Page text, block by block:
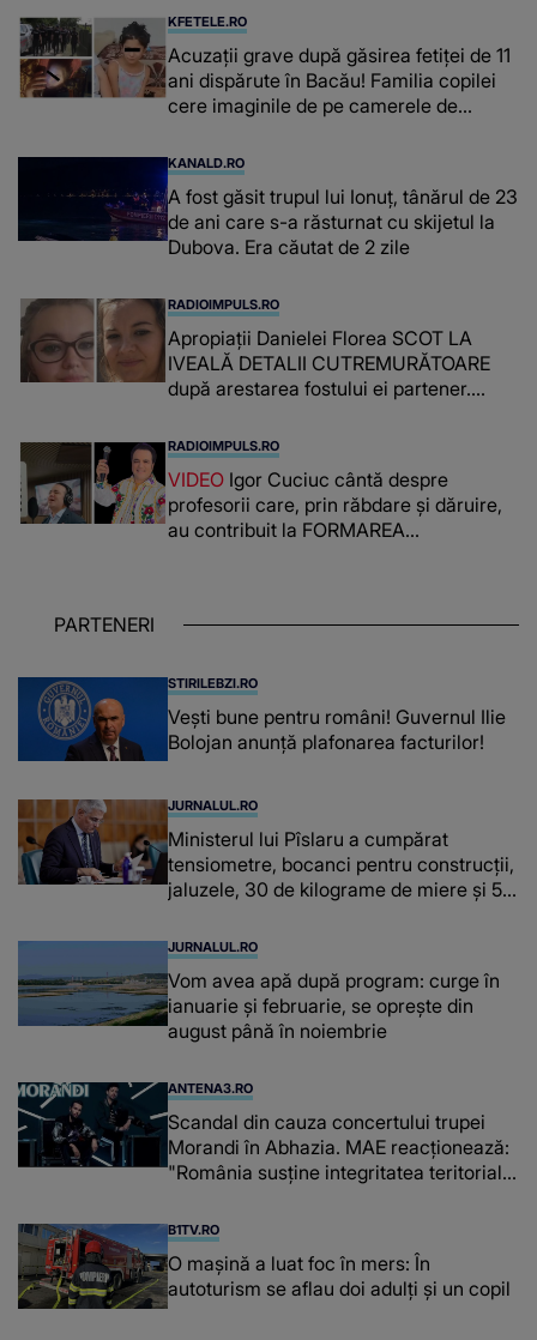
înțepe sânul”
KFETELE.RO
Acuzații grave după găsirea fetiței de 11
ani dispărute în Bacău! Familia copilei
cere imaginile de pe camerele de
mea...”
KANALD.RO
A fost găsit trupul lui Ionuț, tânărul de 23
de ani care s-a răsturnat cu skijetul la
Dubova. Era căutat de 2 zile
RADIOIMPULS.RO
Apropiații Danielei Florea SCOT LA
IVEALĂ DETALII CUTREMURĂTOARE
după arestarea fostului ei partener.
românca ucisă în Italia și ascunsă în
lada unui pat: " Îmi pare rău că nu am
reușit să fac mai mult pentru ea și..."
RADIOIMPULS.RO
VIDEO Igor Cuciuc cântă despre
profesorii care, prin răbdare și dăruire,
au contribuit la FORMAREA
chiar și după trecerea anilor: "De
PARTENERI
STIRILEBZI.RO
Vești bune pentru români! Guvernul Ilie
Bolojan anunță plafonarea facturilor!
JURNALUL.RO
Ministerul lui Pîslaru a cumpărat
tensiometre, bocanci pentru construcții,
jaluzele, 30 de kilograme de miere și 50
JURNALUL.RO
Vom avea apă după program: curge în
ianuarie și februarie, se oprește din
august până în noiembrie
ANTENA3.RO
Scandal din cauza concertului trupei
Morandi în Abhazia. MAE reacționează:
"România susține integritatea teritorială
B1TV.RO
O maşină a luat foc în mers: În
autoturism se aflau doi adulți și un copil